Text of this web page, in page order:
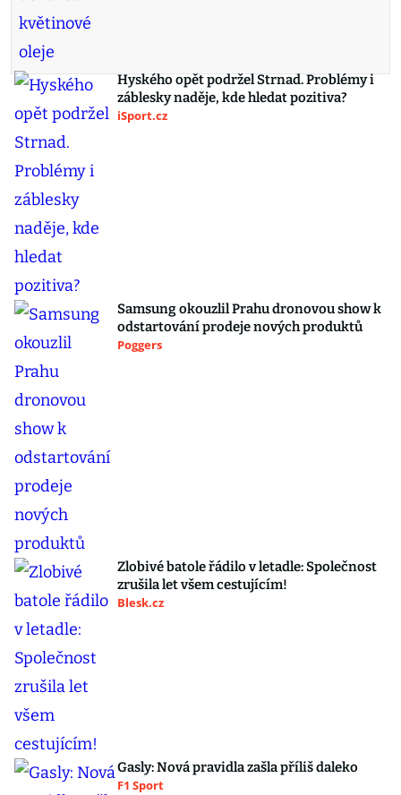
Hyského opět podržel Strnad. Problémy i
záblesky naděje, kde hledat pozitiva?
iSport.cz
Samsung okouzlil Prahu dronovou show k
odstartování prodeje nových produktů
Poggers
Zlobivé batole řádilo v letadle: Společnost
zrušila let všem cestujícím!
Blesk.cz
Gasly: Nová pravidla zašla příliš daleko
F1 Sport